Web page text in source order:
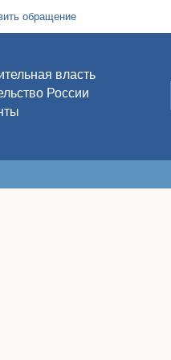
обращение
власть
России